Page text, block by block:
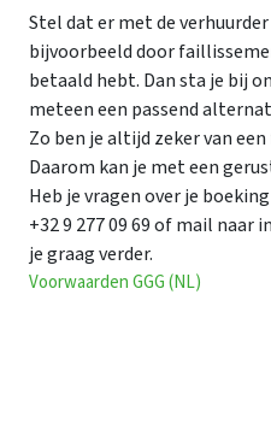
Stel dat er met de
bijvoorbeeld door
betaald hebt. Dan sta je bij
meteen een passend
Zo ben je altijd zeker van
Daarom kan je met een
Heb je vragen over je
+32 9 277 09 69 of mail naar
je graag verder.
Voorwaarden GGG (NL)